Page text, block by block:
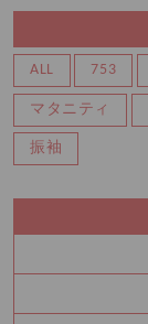
ALL 753
マタニティ
振袖